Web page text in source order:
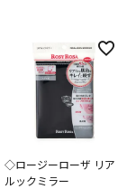
◇ロージーローザ リア
ルックミラー